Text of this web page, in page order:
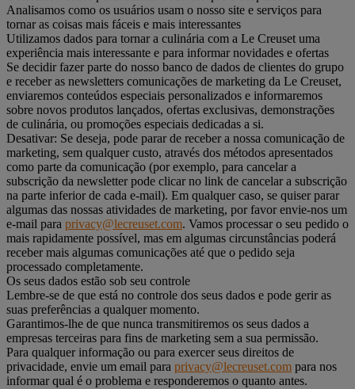
Analisamos como os usuários usam o nosso site e serviços para
tornar as coisas mais fáceis e mais interessantes
Utilizamos dados para tornar a culinária com a Le Creuset uma
experiência mais interessante e para informar novidades e ofertas
Se decidir fazer parte do nosso banco de dados de clientes do grupo
e receber as newsletters comunicações de marketing da Le Creuset,
enviaremos conteúdos especiais personalizados e informaremos
sobre novos produtos lançados, ofertas exclusivas, demonstrações
de culinária, ou promoções especiais dedicadas a si.
Desativar: Se deseja, pode parar de receber a nossa comunicação de
marketing, sem qualquer custo, através dos métodos apresentados
como parte da comunicação (por exemplo, para cancelar a
subscrição da newsletter pode clicar no link de cancelar a subscrição
na parte inferior de cada e-mail). Em qualquer caso, se quiser parar
algumas das nossas atividades de marketing, por favor envie-nos um
e-mail para privacy@lecreuset.com. Vamos processar o seu pedido o
mais rapidamente possível, mas em algumas circunstâncias poderá
receber mais algumas comunicações até que o pedido seja
processado completamente.
Os seus dados estão sob seu controle
Lembre-se de que está no controle dos seus dados e pode gerir as
suas preferências a qualquer momento.
Garantimos-lhe de que nunca transmitiremos os seus dados a
empresas terceiras para fins de marketing sem a sua permissão.
Para qualquer informação ou para exercer seus direitos de
privacidade, envie um email para privacy@lecreuset.com para nos
informar qual é o problema e responderemos o quanto antes.